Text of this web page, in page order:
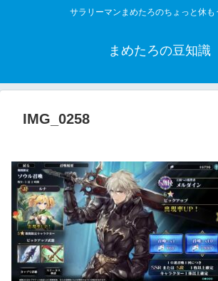
サラリーマンまめたろのちょっと休も
まめたろの豆知識
IMG_0258